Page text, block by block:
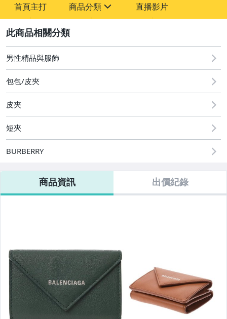
首頁主打 商品分類
嬰幼兒與孕婦
手機、配件與通訊
男性精品與服飾
女裝與服飾配件
手錶與飾品配件
家電與影音視聽
直播影片
男性精品與服飾
包包/皮夾
皮夾
短夾
BURBERRY
商品資訊 出價紀錄